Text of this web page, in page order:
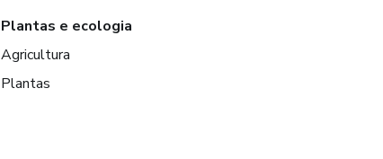
Plantas e ecologia
Agricultura
Plantas